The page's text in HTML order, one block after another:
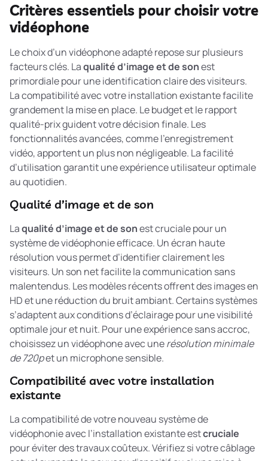
Critères essentiels pour choisir votre
vidéophone
Le choix d’un vidéophone adapté repose sur plusieurs
facteurs clés. Laqualité d’image et de sonest
primordiale pour une identification claire des visiteurs.
La compatibilité avec votre installation existante facilite
grandement la mise en place. Le budget et le rapport
qualité-prix guident votre décision finale. Les
fonctionnalités avancées, comme l’enregistrement
vidéo, apportent un plus non négligeable. La facilité
d’utilisation garantit une expérience utilisateur optimale
au quotidien.
Qualité d’image et de son
Laqualité d’image et de sonest cruciale pour un
système de vidéophonie efficace. Un écran haute
résolution vous permet d’identifier clairement les
visiteurs. Un son net facilite la communication sans
malentendus. Les modèles récents offrent des images en
HD et une réduction du bruit ambiant. Certains systèmes
s’adaptent aux conditions d’éclairage pour une visibilité
optimale jour et nuit. Pour une expérience sans accroc,
choisissez un vidéophone avec unerésolution minimale
de 720pet un microphone sensible.
Compatibilité avec votre installation
existante
La compatibilité de votre nouveau système de
vidéophonie avec l’installation existante estcruciale
pour éviter des travaux coûteux. Vérifiez si votre câblage